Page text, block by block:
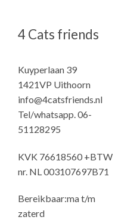
4 Cats friends
Kuyperlaan 39
1421VP Uithoorn
info@4catsfriends.nl
Tel/whatsapp. 06-
51128295
KVK 76618560 +BTW
nr. NL 003107697B71
Bereikbaar:ma t/m
zaterd